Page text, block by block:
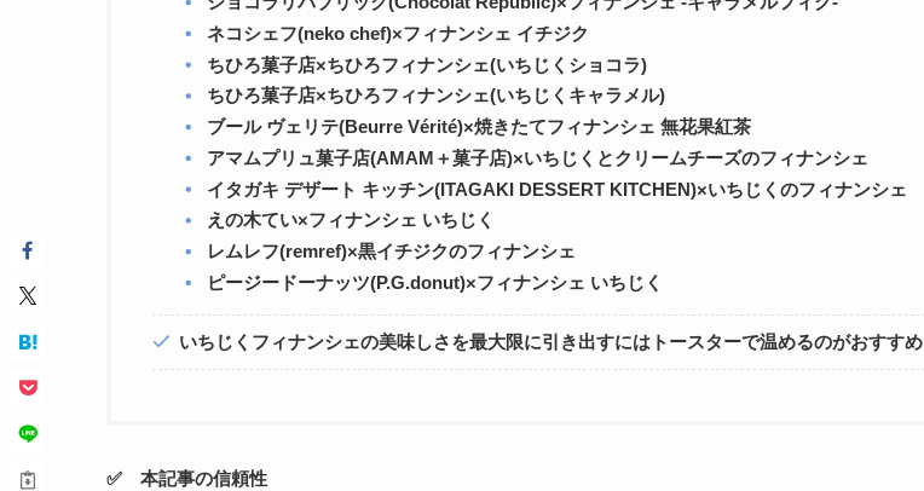
ネコシェフ(neko chef)×フィナンシェ イチジク
ちひろ菓子店×ちひろフィナンシェ(いちじくショコラ)
ちひろ菓子店×ちひろフィナンシェ(いちじくキャラメル)
ブール ヴェリテ(Beurre Vérité)×焼きたてフィナンシェ 無花果紅茶
アマムプリュ菓子店(AMAM＋菓子店)×いちじくとクリームチーズのフィナンシェ
イタガキ デザート キッチン(ITAGAKI DESSERT KITCHEN)×いちじくのフィナンシェ
えの木てい×フィナンシェ いちじく
レムレフ(remref)×黒イチジクのフィナンシェ
ピージードーナッツ(P.G.donut)×フィナンシェ いちじく
いちじくフィナンシェの美味しさを最大限に引き出すにはトースターで温めるのがおすすめ
✅ 本記事の信頼性